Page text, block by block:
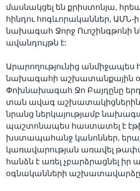
մասնակցել են քրիստոնյա,
հինդու հոգևորականներ, ԱՄՆ-
նախագահ Ջորջ Ուոշինգթոնի
ավանդույթն է:
Արարողությունից անմիջապես
նախագահի աշխատանքային
Փոխնախագահ Ջո Բայդընը
տան ավագ աշխատակիցներին:
նրանց ներկայությամբ
պաշտոնապես հաստատել է
խստապահանջ կանոններ,
կառավարության առավել
հանձն է առել չբարձրացնել իր
օգնականների